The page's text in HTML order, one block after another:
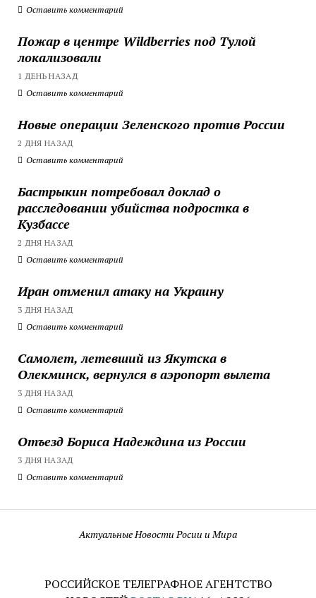
Оставить комментарий
Пожар в центре Wildberries под Тулой
локализовали
1 ДЕНЬ НАЗАД
Оставить комментарий
Новые операции Зеленского против России
2 ДНЯ НАЗАД
Оставить комментарий
Бастрыкин потребовал доклад о
расследовании убийства подростка в
Кузбассе
2 ДНЯ НАЗАД
Оставить комментарий
Иран отменил атаку на Украину
3 ДНЯ НАЗАД
Оставить комментарий
Самолет, летевший из Якутска в
Олекминск, вернулся в аэропорт вылета
3 ДНЯ НАЗАД
Оставить комментарий
Отъезд Бориса Надеждина из России
3 ДНЯ НАЗАД
Оставить комментарий
Актуальные Новости Росии и Мира
РОССИЙСКОЕ ТЕЛЕГРАФНОЕ АГЕНТСТВО